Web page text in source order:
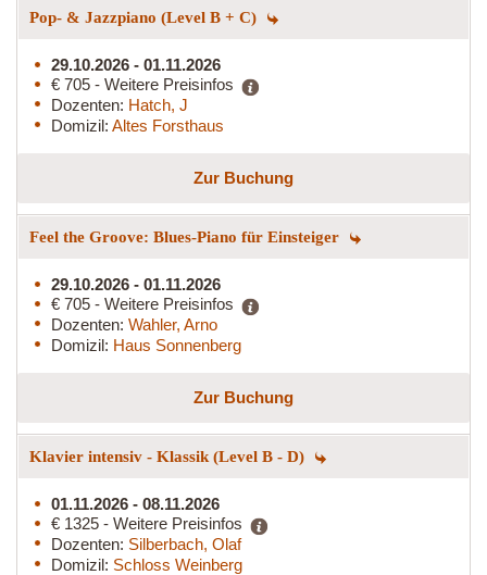
Pop- & Jazzpiano (Level B + C)
29.10.2026 - 01.11.2026
€ 705 - Weitere Preisinfos
Dozenten: Hatch, J
Domizil: Altes Forsthaus
Zur Buchung
Feel the Groove: Blues-Piano für Einsteiger
29.10.2026 - 01.11.2026
€ 705 - Weitere Preisinfos
Dozenten: Wahler, Arno
Domizil: Haus Sonnenberg
Zur Buchung
Klavier intensiv - Klassik (Level B - D)
01.11.2026 - 08.11.2026
€ 1325 - Weitere Preisinfos
Dozenten: Silberbach, Olaf
Domizil: Schloss Weinberg